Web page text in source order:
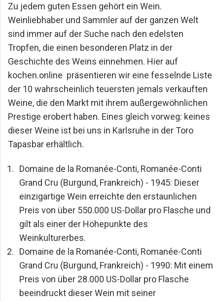
Mario Lohninger und Patrick: Best Friends
Freundschaft, Essen und besondere Abende Wir
achten darauf, dass unsere gemeinsamen
Restaurantbesuche etwas Besonderes bleiben.
Keine beliebigen Reservierungen ...
Zu jedem guten Essen gehört ein Wein.
Weinliebhaber und Sammler auf der ganzen Welt
sind immer auf der Suche nach den edelsten
Tropfen, die einen besonderen Platz in der
Geschichte des Weins einnehmen. Hier auf
kochen.online  präsentieren wir eine fesselnde Liste
der 10 wahrscheinlich teuersten jemals verkauften
Weine, die den Markt mit ihrem außergewöhnlichen
Prestige erobert haben. Eines gleich vorweg: keines
dieser Weine ist bei uns in Karlsruhe in der Toro
Tapasbar erhältlich.
Domaine de la Romanée-Conti, Romanée-Conti
Grand Cru (Burgund, Frankreich) - 1945: Dieser
einzigartige Wein erreichte den erstaunlichen
Preis von über 550.000 US-Dollar pro Flasche und
gilt als einer der Höhepunkte des
Weinkulturerbes.
Domaine de la Romanée-Conti, Romanée-Conti
Grand Cru (Burgund, Frankreich) - 1990: Mit einem
Preis von über 28.000 US-Dollar pro Flasche
beeindruckt dieser Wein mit seiner